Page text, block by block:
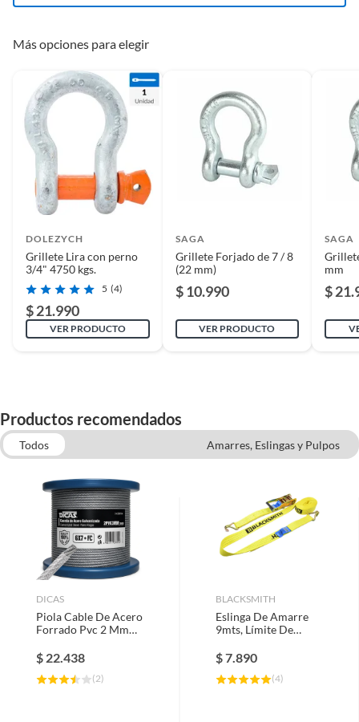
FACTOR DE SEGURIDAD 5 A 1
Número de piezas
Alto
Ancho
Más opciones para elegir
DOLEZYCH
Grillete Lira con perno
3/4" 4750 kgs.
5 (4)
$ 21.990
VER PRODUCTO
SAGA
Grillete Forjado de 7 / 8
(22 mm)
$ 10.990
VER PRODUCTO
SAGA
mm
$
Productos recomendados
Todos
Amarres, Eslingas y Pulpos
DICAS
Piola Cable De Acero
Forrado Pvc 2 Mm
$ 22.438
(2)
BLACKSMITH
Eslinga De Amarre
9mts, Límite De
Rachet
$7.890
(4)